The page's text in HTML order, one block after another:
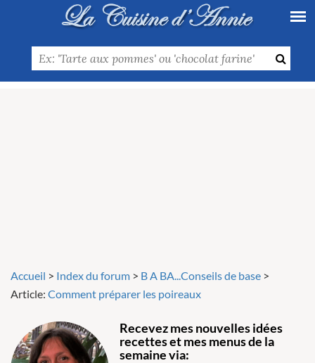
Accueil > Index du forum > B A BA...Conseils de base >
Article: Comment préparer les poireaux
Recevez mes nouvelles idées
recettes et mes menus de la
semaine via: